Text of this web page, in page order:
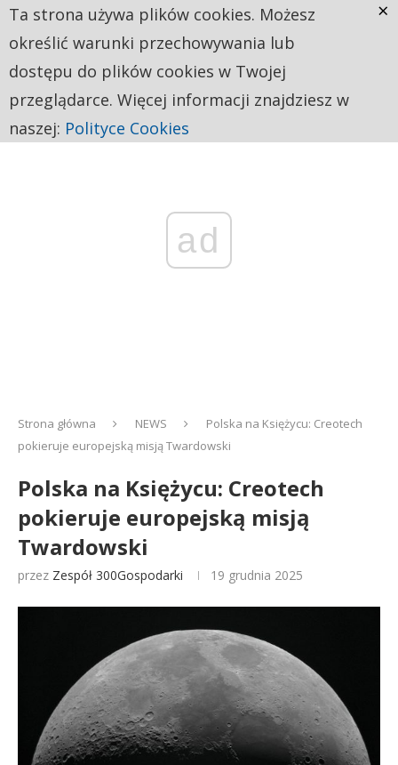
ad
Strona główna NEWS
Polska na Księżycu: Creotech
pokieruje europejską misją Twardowski
Polska na Księżycu: Creotech
pokieruje europejską misją
Twardowski
przez Zespół 300Gospodarki 19 grudnia 2025
Ta strona używa plików cookies. Możesz
określić warunki przechowywania lub
dostępu do plików cookies w Twojej
przeglądarce. Więcej informacji znajdziesz w
naszej: Polityce Cookies
×